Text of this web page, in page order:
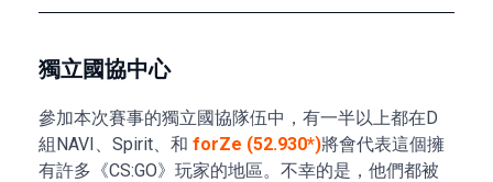
獨立國協中心
參加本次賽事的獨立國協隊伍中，有一半以上都在D
組NAVI、Spirit、和 forZe (52.930*)將會代表這個擁
有許多《CS:GO》玩家的地區。不幸的是，他們都被